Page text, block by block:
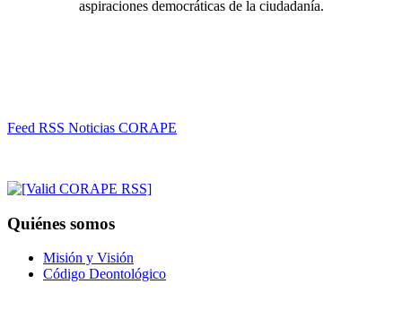
aspiraciones democráticas de la ciudadanía.
Feed RSS Noticias CORAPE
Quiénes somos
Misión y Visión
Código Deontológico